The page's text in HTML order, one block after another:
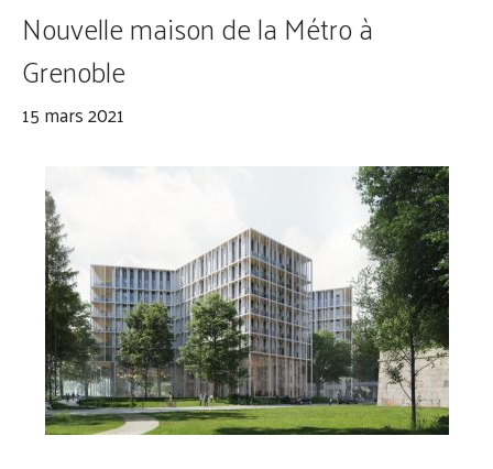
Nouvelle maison de la Métro à
Grenoble
15 mars 2021